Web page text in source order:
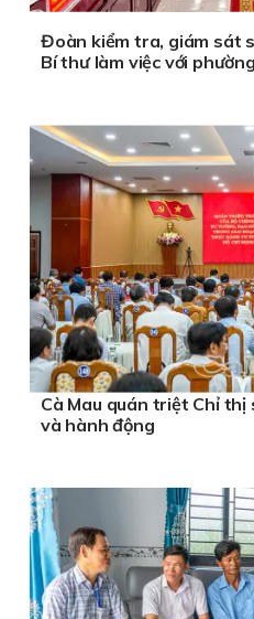
Đoàn kiểm tra, giám sát
Bí thư làm việc với
Cà Mau quán triệt Chỉ
và hành động